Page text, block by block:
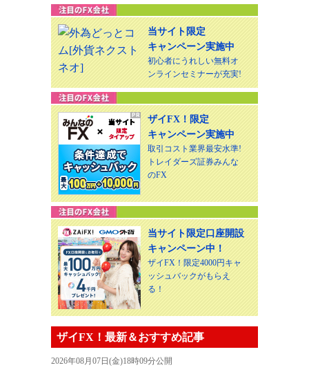
当サイト限定
キャンペーン実施中
初心者にうれしい無料オ
ンラインセミナーが充実!
ザイFX！限定
キャンペーン実施中
取引コスト業界最安水準!
トレイダーズ証券みんな
のFX
当サイト限定口座開設
キャンペーン中！
ザイFX！限定4000円キャ
ッシュバックがもらえ
る！
ザイFX！最新＆おすすめ記事
2026年08月07日(金)18時09分公開